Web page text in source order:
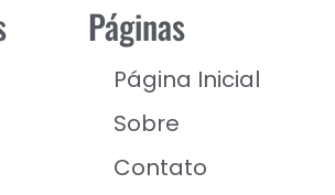
Páginas
Página Inicial
Sobre
Contato